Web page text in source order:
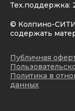
© Колпино-
содержать
Публичная
Политика в
данных
Тех.поддержка: